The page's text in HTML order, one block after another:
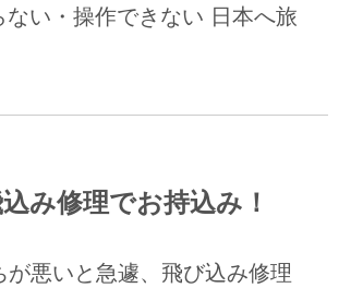
い・操作できない 日本へ旅
み修理でお持込み！
悪いと急遽、飛び込み修理